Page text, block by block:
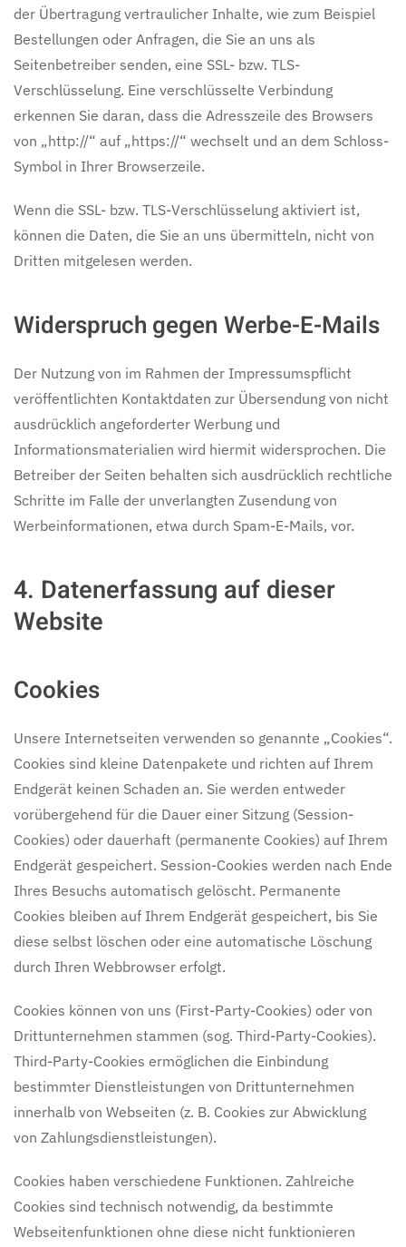
der Übertragung vertraulicher Inhalte, wie zum Beispiel
Bestellungen oder Anfragen, die Sie an uns als
Seitenbetreiber senden, eine SSL- bzw. TLS-
Verschlüsselung. Eine verschlüsselte Verbindung
erkennen Sie daran, dass die Adresszeile des Browsers
von „http://“ auf „https://“ wechselt und an dem Schloss-
Symbol in Ihrer Browserzeile.
Wenn die SSL- bzw. TLS-Verschlüsselung aktiviert ist,
können die Daten, die Sie an uns übermitteln, nicht von
Dritten mitgelesen werden.
Widerspruch gegen Werbe-E-Mails
Der Nutzung von im Rahmen der Impressumspflicht
veröffentlichten Kontaktdaten zur Übersendung von nicht
ausdrücklich angeforderter Werbung und
Informationsmaterialien wird hiermit widersprochen. Die
Betreiber der Seiten behalten sich ausdrücklich rechtliche
Schritte im Falle der unverlangten Zusendung von
Werbeinformationen, etwa durch Spam-E-Mails, vor.
4. Datenerfassung auf dieser
Website
Cookies
Unsere Internetseiten verwenden so genannte „Cookies“.
Cookies sind kleine Datenpakete und richten auf Ihrem
Endgerät keinen Schaden an. Sie werden entweder
vorübergehend für die Dauer einer Sitzung (Session-
Cookies) oder dauerhaft (permanente Cookies) auf Ihrem
Endgerät gespeichert. Session-Cookies werden nach Ende
Ihres Besuchs automatisch gelöscht. Permanente
Cookies bleiben auf Ihrem Endgerät gespeichert, bis Sie
diese selbst löschen oder eine automatische Löschung
durch Ihren Webbrowser erfolgt.
Cookies können von uns (First-Party-Cookies) oder von
Drittunternehmen stammen (sog. Third-Party-Cookies).
Third-Party-Cookies ermöglichen die Einbindung
bestimmter Dienstleistungen von Drittunternehmen
innerhalb von Webseiten (z. B. Cookies zur Abwicklung
von Zahlungsdienstleistungen).
Cookies haben verschiedene Funktionen. Zahlreiche
Cookies sind technisch notwendig, da bestimmte
Webseitenfunktionen ohne diese nicht funktionieren